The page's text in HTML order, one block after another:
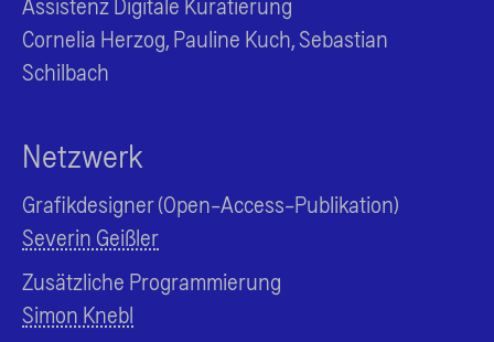
Cornelia Herzog, Pauline Kuch, Sebastian
Schilbach
Netzwerk
Grafikdesigner (Open-Access-Publikation)
Severin Geißler
Zusätzliche Programmierung
Simon Knebl